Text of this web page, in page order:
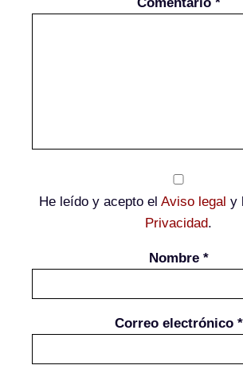
He leído y acepto el Aviso legal y
Privacidad.
Nombre *
Correo electrónico *